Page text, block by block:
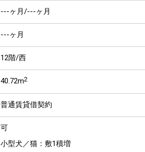
---ヶ月 /---ヶ月
---ヶ月
12階/西
40.72m2
普通賃貸借契約
可
小型犬／猫：敷1積増